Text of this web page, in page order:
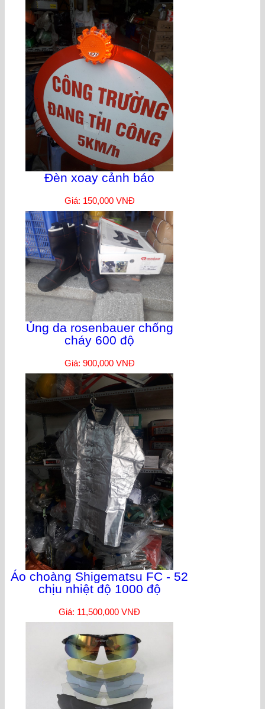
Đèn xoay cảnh báo
Giá: 150,000 VNĐ
Ủng da rosenbauer chống
cháy 600 độ
Giá: 900,000 VNĐ
Áo choàng Shigematsu FC - 52
chịu nhiệt độ 1000 độ
Giá: 11,500,000 VNĐ